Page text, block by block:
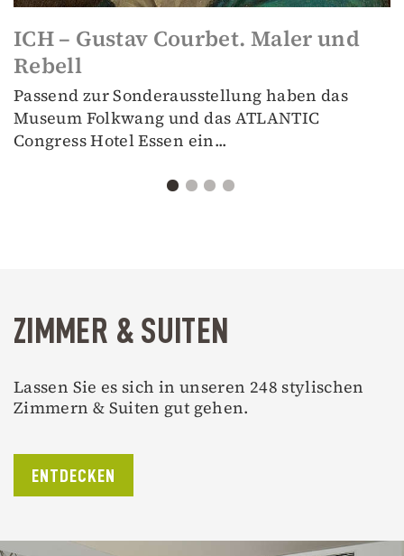
ICH – Gustav Courbet. Maler und
Rebell
Passend zur Sonderausstellung haben das
Museum Folkwang und das ATLANTIC
Congress Hotel Essen ein...
ZIMMER & SUITEN
Lassen Sie es sich in unseren 248 stylischen
Zimmern & Suiten gut gehen.
ENTDECKEN